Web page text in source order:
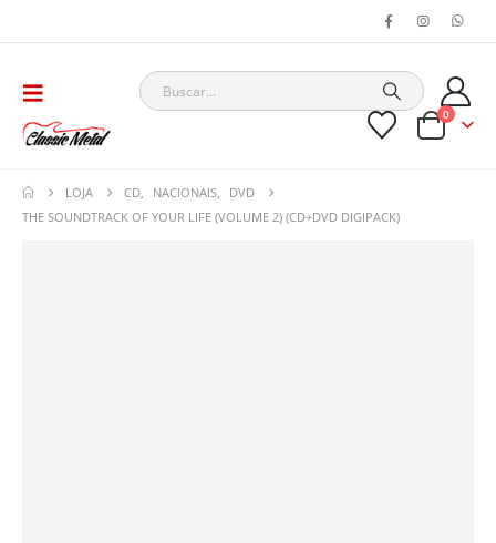
0
LOJA CD NACIONAIS
DVD
THE SOUNDTRACK OF YOUR LIFE (VOLUME 2) (CD+DVD DIGIPACK)